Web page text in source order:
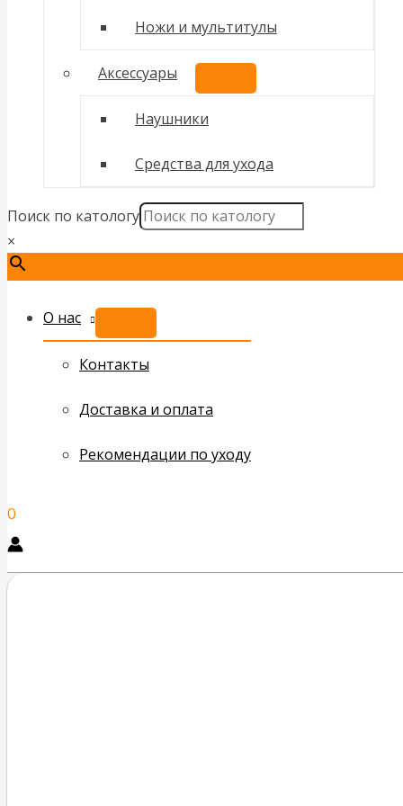
Ножи и мультитулы
Аксессуары
МЕНЮ
Наушники
Средства для ухода
Поиск по катологу
×
О нас
МЕНЮ
Контакты
Доставка и оплата
Рекомендации по уходу
0